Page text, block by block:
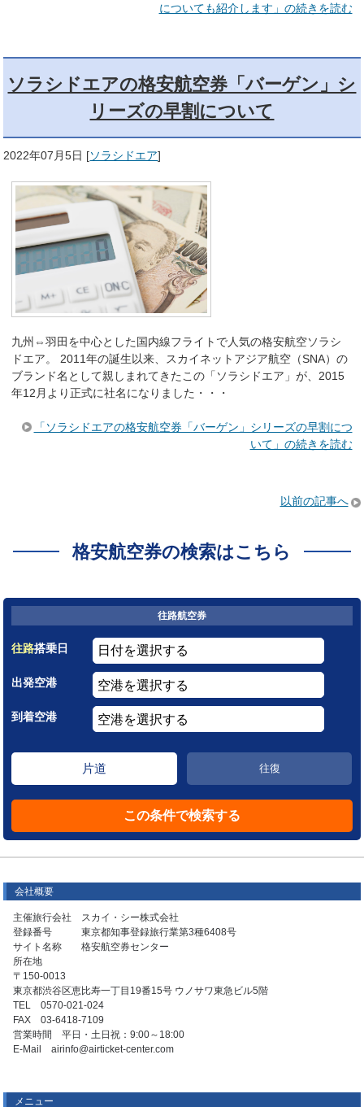
についても紹介します」の続きを読む
ソラシドエアの格安航空券「バーゲン」シ
リーズの早割について
2022年07月5日 [ソラシドエア]
九州⇔羽田を中心とした国内線フライトで人気の格安航空ソラシ
ドエア。 2011年の誕生以来、スカイネットアジア航空（SNA）の
ブランド名として親しまれてきたこの「ソラシドエア」が、2015
年12月より正式に社名になりました・・・
「ソラシドエアの格安航空券「バーゲン」シリーズの早割につ
いて」の続きを読む
以前の記事へ
格安航空券の検索はこちら
往路航空券
往路搭乗日
出発空港
到着空港
片道 往復
会社概要
主催旅行会社 スカイ・シー株式会社
登録番号 東京都知事登録旅行業第3種6408号
サイト名称 格安航空券センター
所在地
〒150-0013
東京都渋谷区恵比寿一丁目19番15号 ウノサワ東急ビル5階
TEL 0570-021-024
FAX 03-6418-7109
営業時間 平日・土日祝：9:00～18:00
E-Mail airinfo@airticket-center.com
メニュー